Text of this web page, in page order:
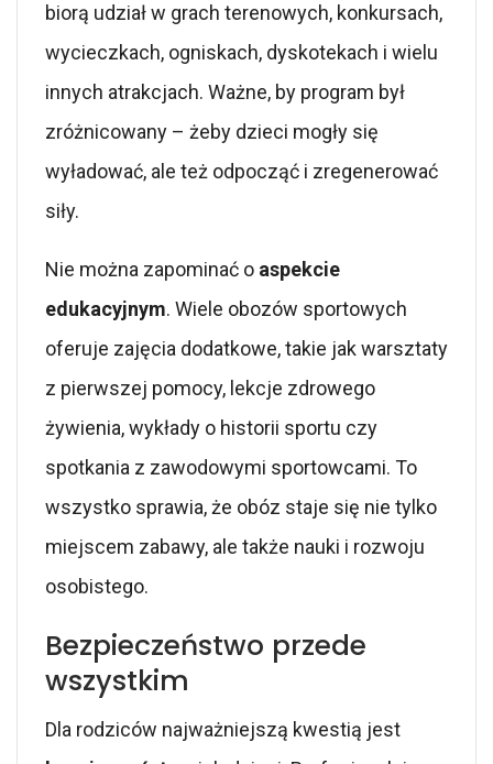
biorą udział w grach terenowych, konkursach,
wycieczkach, ogniskach, dyskotekach i wielu
innych atrakcjach. Ważne, by program był
zróżnicowany – żeby dzieci mogły się
wyładować, ale też odpocząć i zregenerować
siły.
Nie można zapominać o aspekcie
edukacyjnym. Wiele obozów sportowych
oferuje zajęcia dodatkowe, takie jak warsztaty
z pierwszej pomocy, lekcje zdrowego
żywienia, wykłady o historii sportu czy
spotkania z zawodowymi sportowcami. To
wszystko sprawia, że obóz staje się nie tylko
miejscem zabawy, ale także nauki i rozwoju
osobistego.
Bezpieczeństwo przede
wszystkim
Dla rodziców najważniejszą kwestią jest